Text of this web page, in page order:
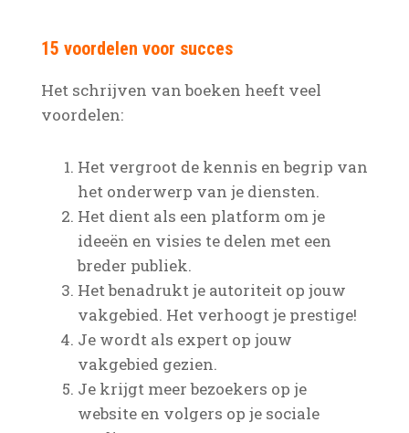
15 voordelen voor succes
Het schrijven van boeken heeft veel
voordelen:
Het vergroot de kennis en begrip van
het onderwerp van je diensten.
Het dient als een platform om je
ideeën en visies te delen met een
breder publiek.
Het benadrukt je autoriteit op jouw
vakgebied. Het verhoogt je prestige!
Je wordt als expert op jouw
vakgebied gezien.
Je krijgt meer bezoekers op je
website en volgers op je sociale